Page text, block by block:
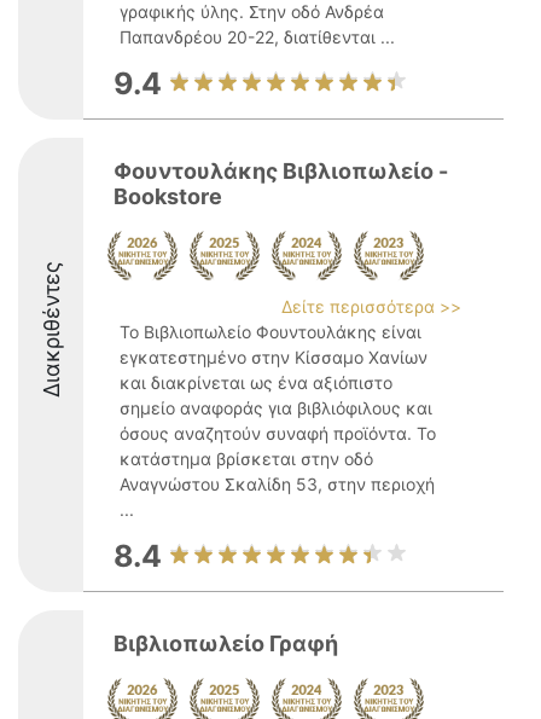
γραφικής ύλης. Στην οδό Ανδρέα
Παπανδρέου 20-22, διατίθενται ...
9.4
Διακριθέντες
Φουντουλάκης Βιβλιοπωλείο -
Bookstore
Δείτε περισσότερα >>
Το Βιβλιοπωλείο Φουντουλάκης είναι
εγκατεστημένο στην Κίσσαμο Χανίων
και διακρίνεται ως ένα αξιόπιστο
σημείο αναφοράς για βιβλιόφιλους και
όσους αναζητούν συναφή προϊόντα. Το
κατάστημα βρίσκεται στην οδό
Αναγνώστου Σκαλίδη 53, στην περιοχή
...
8.4
Βιβλιοπωλείο Γραφή